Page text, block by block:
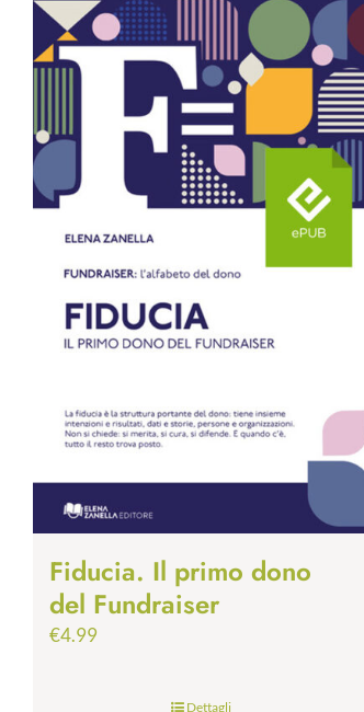
Fiducia. Il primo dono
del Fundraiser
€4.99
Dettagli